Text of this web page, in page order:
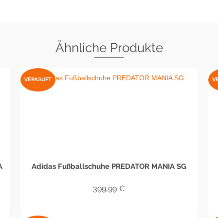
Ähnliche Produkte
VERKAUFT
Adidas Fußballschuhe PREDATOR MANIA SG
399,99 €